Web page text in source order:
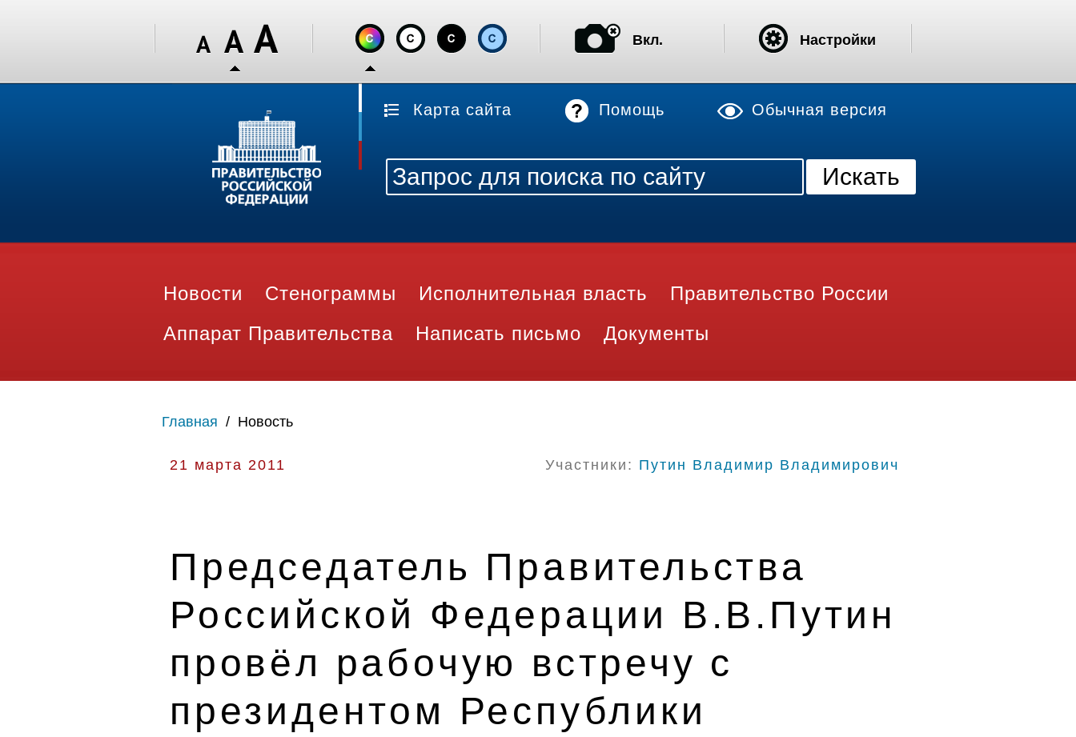
Карта сайта Помощь Обычная версия
Новости Стенограммы Исполнительная власть
Правительство России
Аппарат Правительства
Написать письмо Документы
Главная / Новость
21 марта 2011 Участники: Путин Владимир Владимирович
Председатель Правительства
Российской Федерации В.В.Путин
провёл рабочую встречу с
президентом Республики
Вкл. Настройки